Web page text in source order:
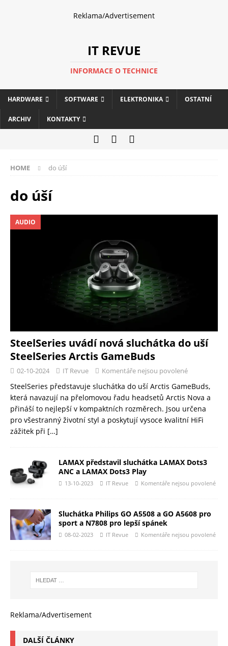
Reklama/Advertisement
IT REVUE
INFORMACE O TECHNICE
HARDWARE SOFTWARE ELEKTRONIKA OSTATNÍ
ARCHIV KONTAKTY
HOME do úší
do úší
AUDIO
SteelSeries uvádí nová sluchátka do uší
SteelSeries Arctis GameBuds
02-10-2024 IT Revue Komentáře nejsou povolené
SteelSeries představuje sluchátka do uší Arctis GameBuds,
která navazují na přelomovou řadu headsetů Arctis Nova a
přináší to nejlepší v kompaktních rozměrech. Jsou určena
pro všestranný životní styl a poskytují vysoce kvalitní HiFi
zážitek při […]
LAMAX představil sluchátka LAMAX Dots3
ANC a LAMAX Dots3 Play
13-10-2023 IT Revue Komentáře nejsou povolené
Sluchátka Philips GO A5508 a GO A5608 pro
sport a N7808 pro lepší spánek
08-02-2023 IT Revue Komentáře nejsou povolené
Reklama/Advertisement
DALŠÍ ČLÁNKY